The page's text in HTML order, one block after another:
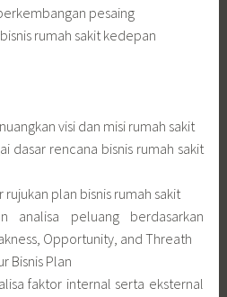
pesaing
rumah sakit kedepan
visi dan misi rumah sakit
dasar rencana bisnis rumah sakit
rujukan plan bisnis rumah sakit
analisa peluang berdasarkan
Opportunity, and Threath
Bisnis Plan
faktor internal serta eksternal